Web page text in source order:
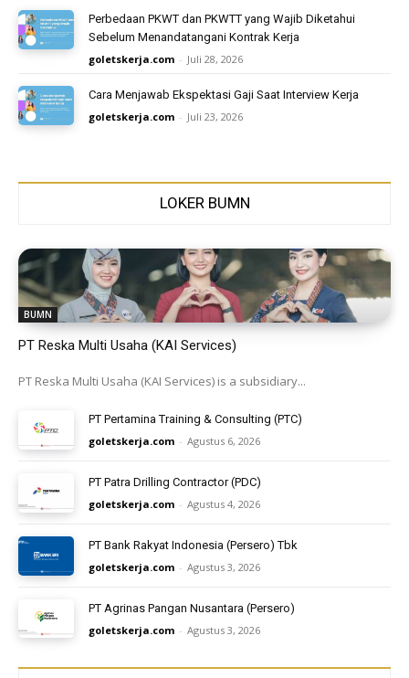
Perbedaan PKWT dan PKWTT yang Wajib Diketahui
Sebelum Menandatangani Kontrak Kerja
goletskerja.com - Juli 28, 2026
Cara Menjawab Ekspektasi Gaji Saat Interview Kerja
goletskerja.com - Juli 23, 2026
LOKER BUMN
BUMN
PT Reska Multi Usaha (KAI Services)
PT Reska Multi Usaha (KAI Services) is a subsidiary...
PT Pertamina Training & Consulting (PTC)
goletskerja.com - Agustus 6, 2026
PT Patra Drilling Contractor (PDC)
goletskerja.com - Agustus 4, 2026
PT Bank Rakyat Indonesia (Persero) Tbk
goletskerja.com - Agustus 3, 2026
PT Agrinas Pangan Nusantara (Persero)
goletskerja.com - Agustus 3, 2026